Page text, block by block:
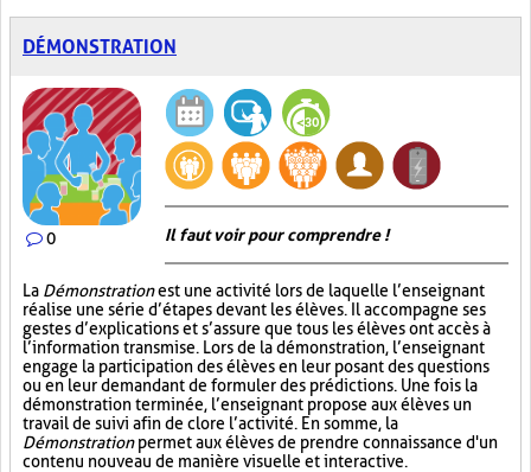
DÉMONSTRATION
0 Il faut voir pour comprendre !
La Démonstrationest une activité lors de laquelle l’enseignant
réalise une série d’étapes devant les élèves. Il accompagne ses
gestes d’explications et s’assure que tous les élèves ont accès à
l’information transmise. Lors de la démonstration, l’enseignant
engage la participation des élèves en leur posant des questions
ou en leur demandant de formuler des prédictions. Une fois la
démonstration terminée, l’enseignant propose aux élèves un
travail de suivi afin de clore l’activité. En somme, la
Démonstrationpermet aux élèves de prendre connaissance d'un
contenu nouveau de manière visuelle et interactive.